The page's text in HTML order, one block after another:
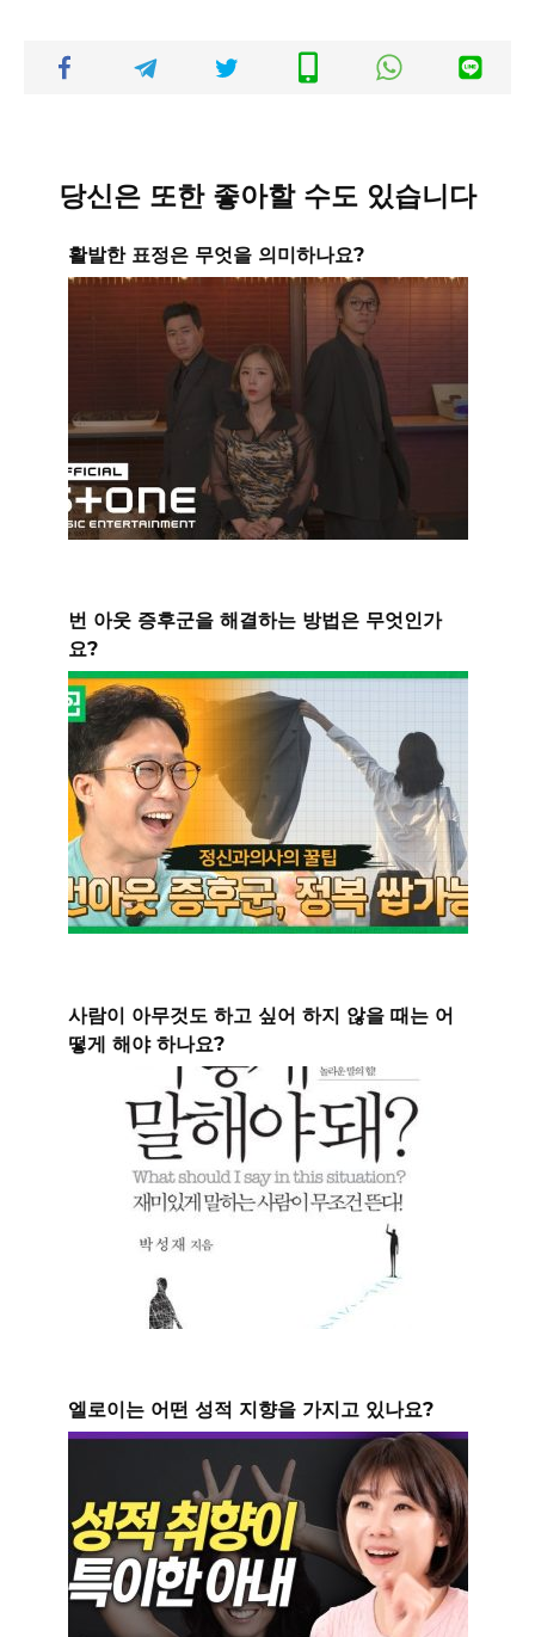
당신은 또한 좋아할 수도 있습니다
활발한 표정은 무엇을 의미하나요?
번 아웃 증후군을 해결하는 방법은 무엇인가
요?
사람이 아무것도 하고 싶어 하지 않을 때는 어
떻게 해야 하나요?
엘로이는 어떤 성적 지향을 가지고 있나요?